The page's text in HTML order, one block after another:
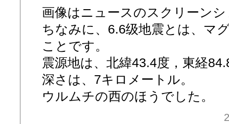
画像はニュースのスクリーン
ちなみに、6.6级地震とは、マ
ことです。
震源地は、北緯43.4度，東経
深さは、7キロメートル。
ウルムチの西のほうでした。